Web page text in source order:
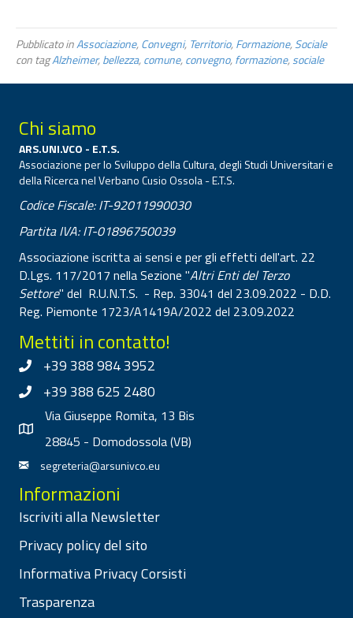
Pubblicato inAssociazione,Convegni, Territorio,Formazione,Sociale
con tagAlzheimer,bellezza,comune,convegno,formazione,sociale
Chi siamo
ARS.UNI.VCO - E.T.S.
Associazione per lo Sviluppo della Cultura, degli Studi Universitari e
della Ricerca nel Verbano Cusio Ossola - E.T.S.
Codice Fiscale: IT-92011990030
Partita IVA: IT-01896750039
Associazione iscritta ai sensi e per gli effetti dell'art. 22
D.Lgs. 117/2017 nella Sezione "Altri Enti del Terzo
Settore" del R.U.N.T.S. - Rep. 33041 del 23.09.2022 - D.D.
Reg. Piemonte 1723/A1419A/2022 del 23.09.2022
Mettiti in contatto!
+39 388 984 3952
+39 388 625 2480
Via Giuseppe Romita, 13 Bis
28845 - Domodossola (VB)
segreteria@arsunivco.eu
Informazioni
Iscriviti alla Newsletter
Privacy policy del sito
Informativa Privacy Corsisti
Trasparenza